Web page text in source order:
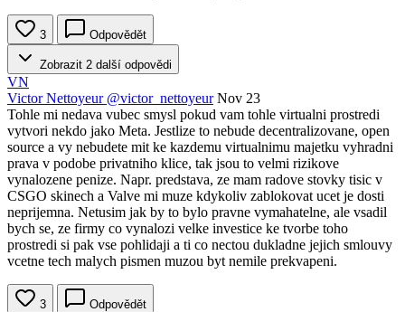
3 Odpovědět
Zobrazit 2 další odpovědi
VN
Victor Nettoyeur @victor_nettoyeur Nov 23
Tohle mi nedava vubec smysl pokud vam tohle virtualni prostredi
vytvori nekdo jako Meta. Jestlize to nebude decentralizovane, open
source a vy nebudete mit ke kazdemu virtualnimu majetku vyhradni
prava v podobe privatniho klice, tak jsou to velmi rizikove
vynalozene penize. Napr. predstava, ze mam radove stovky tisic v
CSGO skinech a Valve mi muze kdykoliv zablokovat ucet je dosti
neprijemna. Netusim jak by to bylo pravne vymahatelne, ale vsadil
bych se, ze firmy co vynalozi velke investice ke tvorbe toho
prostredi si pak vse pohlidaji a ti co nectou dukladne jejich smlouvy
vcetne tech malych pismen muzou byt nemile prekvapeni.
3 Odpovědět